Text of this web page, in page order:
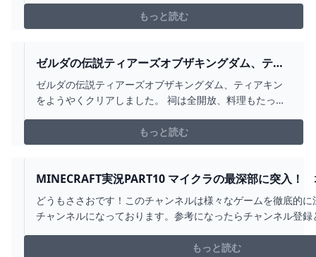
もっと読む
ゼルダの伝説ティアーズオブザキングダム、ティ
アキンをようやくクリア... - YAHOO!知恵袋
ゼルダの伝説ティアーズオブザキングダム、ティアキン
をようやくクリアしました。 祠は全開放、料理もたっぷ
てからの突撃でした。そのせいか、ラスボスが弱くて弱
くて...
もっと読む
MINECRAFT実況PART10 マイクラの最深部に突入！
験した 落下の悪魔や - YOUTUBE
どうもささおです！このチャンネルは様々なゲームを徹底的
チャンネルになっております。参考になったらチャンネル登
https://www.youtube.com/channel/もっと読む